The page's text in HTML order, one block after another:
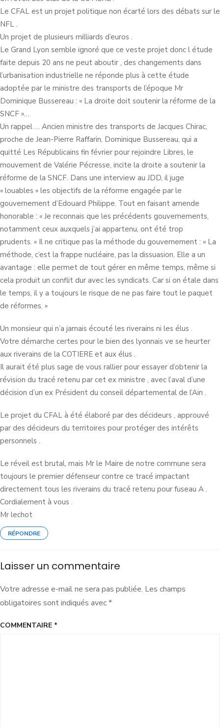
Le CFAL est un projet politique non écarté lors des débats sur le
NFL .
Un projet de plusieurs milliards d’euros .
Le Grand Lyon semble ignoré que ce veste projet donc l étude
faite depuis 20 ans ne peut aboutir , des changements dans
l’urbanisation industrielle ne réponde plus à cette étude
adoptée par le ministre des transports de l’époque Mr
Dominique Bussereau : « La droite doit soutenir la réforme de la
SNCF »…
Un rappel … Ancien ministre des transports de Jacques Chirac,
proche de Jean-Pierre Raffarin, Dominique Bussereau, qui a
quitté Les Républicains fin février pour rejoindre Libres, le
mouvement de Valérie Pécresse, incite la droite a soutenir la
réforme de la SNCF. Dans une interview au JDD, il juge
« louables » les objectifs de la réforme engagée par le
gouvernement d’Edouard Philippe. Tout en faisant amende
honorable : « Je reconnais que les précédents gouvernements,
notamment ceux auxquels j’ai appartenu, ont été trop
prudents. » Il ne critique pas la méthode du gouvernement : « La
méthode, c’est la frappe nucléaire, pas la dissuasion. Elle a un
avantage : elle permet de tout gérer en même temps, même si
cela produit un conflit dur avec les syndicats. Car si on étale dans
le temps, il y a toujours le risque de ne pas faire tout le paquet
de réformes. »
Un monsieur qui n’a jamais écouté les riverains ni les élus .
Votre démarche certes pour le bien des lyonnais ve se heurter
aux riverains de la COTIERE et aux élus .
Il aurait été plus sage de vous rallier pour essayer d’obtenir la
révision du tracé retenu par cet ex ministre , avec l’aval d’une
décision d’un ex Président du conseil départemental de l’Ain .
Le projet du CFAL à été élaboré par des décideurs , approuvé
par des décideurs du territoires pour protéger des intérêts
personnels .
Le réveil est brutal, mais Mr le Maire de notre commune sera
toujours le premier défenseur contre ce tracé impactant
directement tous les riverains du tracé retenu pour fuseau A .
Cordialement à vous .
Mr lechot
RÉPONDRE
Laisser un commentaire
Votre adresse e-mail ne sera pas publiée. Les champs
obligatoires sont indiqués avec*
COMMENTAIRE *